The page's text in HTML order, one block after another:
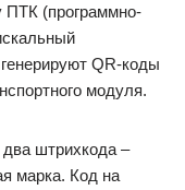
ПТК (программно-
QR-коды
модуля.
штрихкода –
марка. Код на